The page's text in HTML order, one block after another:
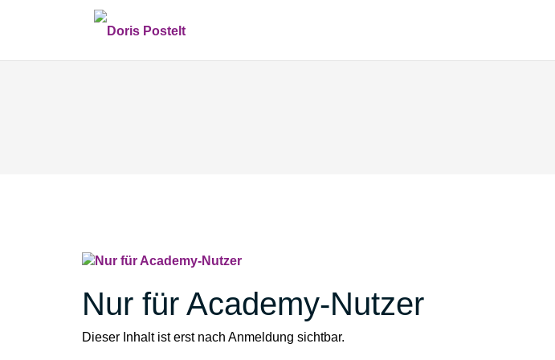
Nur für Academy-Nutzer
Dieser Inhalt ist erst nach Anmeldung sichtbar.